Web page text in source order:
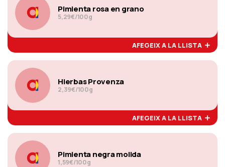
Pimienta rosa en grano
5,29€/100g
AFEGEIX A LA LLISTA
Hierbas Provenza
2,39€/100g
AFEGEIX A LA LLISTA
Pimienta negra molida
1,59€/100g